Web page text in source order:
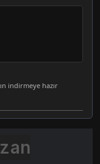
indirmeye hazır